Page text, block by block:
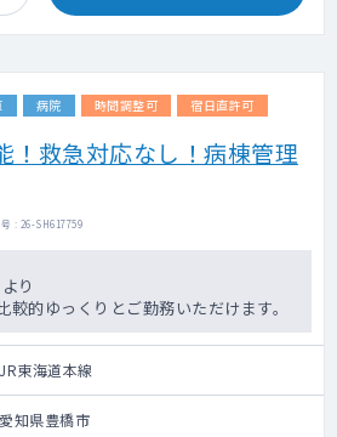
病院 時間調整可 宿日直許可
！救急対応なし！病棟管理
: 26-SH617759
り
的ゆっくりとご勤務いただけます。
JR東海道本線
愛知県豊橋市